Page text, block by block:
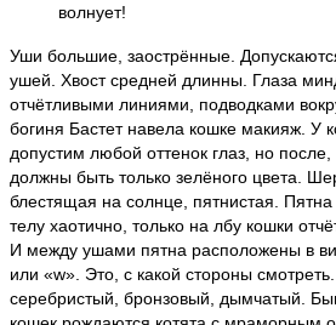
волнует!
Уши большие, заострённые.
ушей. Хвост средней длинны. Глаза
отчётливыми линиями, подводками
богиня Бастет навела кошке макияж. У
допустим любой оттенок глаз, но после,
должны быть только зелёного цвета.
блестящая на солнце, пятнистая.
телу хаотично, только на лбу кошки
И между ушами пятна расположены в
или «w». Это, с какой стороны
серебристый, бронзовый, дымчатый.